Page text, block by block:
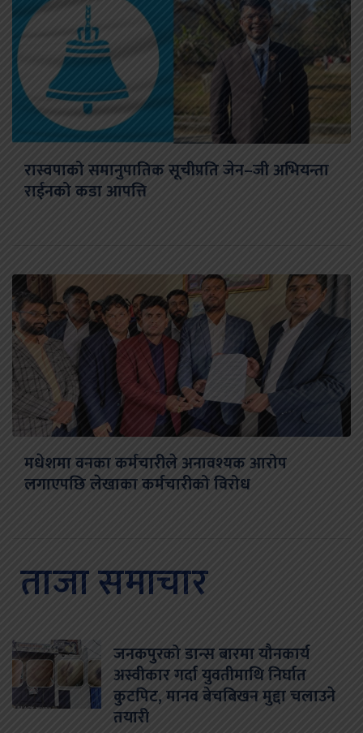
रास्वपाको समानुपातिक सूचीप्रति जेन–जी अभियन्ता
राईनको कडा आपत्ति
मधेशमा वनका कर्मचारीले अनावश्यक आरोप
लगाएपछि लेखाका कर्मचारीको विरोध
ताजा समाचार
जनकपुरको डान्स बारमा यौनकार्य
अस्वीकार गर्दा युवतीमाथि निर्घात
कुटपिट, मानव बेचबिखन मुद्दा चलाउने
तयारी